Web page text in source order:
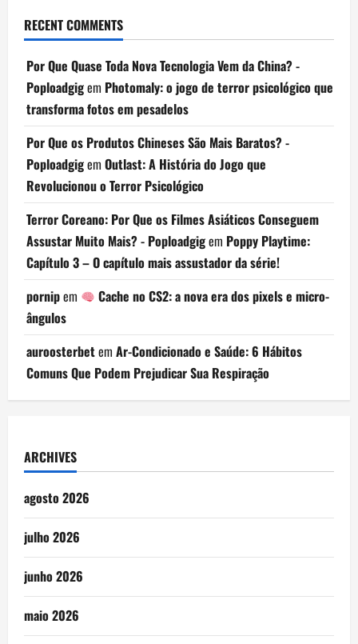
RECENT COMMENTS
Por Que Quase Toda Nova Tecnologia Vem da China? -
Poploadgigem Photomaly: o jogo de terror psicológico que
transforma fotos em pesadelos
Por Que os Produtos Chineses São Mais Baratos? -
Poploadgigem Outlast: A História do Jogo que
Revolucionou o Terror Psicológico
Terror Coreano: Por Que os Filmes Asiáticos Conseguem
Assustar Muito Mais? - Poploadgigem Poppy Playtime:
Capítulo 3 – O capítulo mais assustador da série!
pornipem
Cache no CS2: a nova era dos pixels e micro-
ângulos
auroosterbetem Ar-Condicionado e Saúde: 6 Hábitos
Comuns Que Podem Prejudicar Sua Respiração
ARCHIVES
agosto 2026
julho 2026
junho 2026
maio 2026